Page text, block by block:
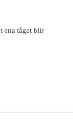
ena tåget blir